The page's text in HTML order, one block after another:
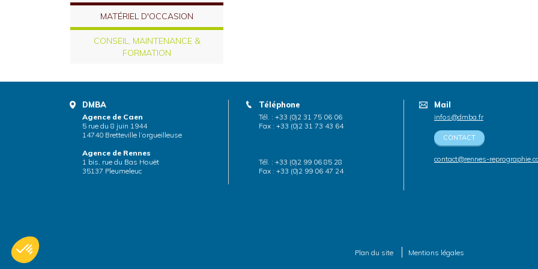
MATÉRIEL D'OCCASION
CONSEIL, MAINTENANCE &
FORMATION
DMBA
Agence de Caen
5 rue du 8 juin 1944
14740 Bretteville l’orgueilleuse
Agence de Rennes
1 bis, rue du Bas Houët
35137 Pleumeleuc
Téléphone
Tél. : +33 (0)2 31 75 06 06
Fax : +33 (0)2 31 73 43 64
Tél. : +33 (0)2 99 06 85 28
Fax : +33 (0)2 99 06 47 24
Mail
infos@dmba.fr
CONTACT
contact@rennes-
Plan du site Mentions légales